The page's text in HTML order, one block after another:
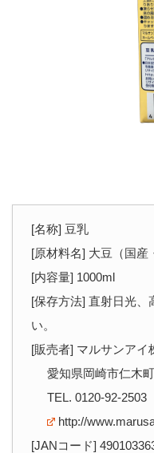
[名称] 豆乳
[原材料名] 大豆（国産
[内容量] 1000ml
[保存方法] 直射日光、
い。
[販売者] マルサンアイ
愛知県岡崎市仁木
TEL. 0120-92-2503
http://
[JANコード]